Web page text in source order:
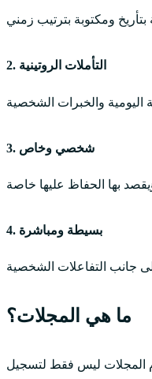
2. التأملات الروتينية
3. شخصي وخاص
4. بسيطة ومباشرة
ما هي المجلات؟
المجلات ليس فقط لتسجيل